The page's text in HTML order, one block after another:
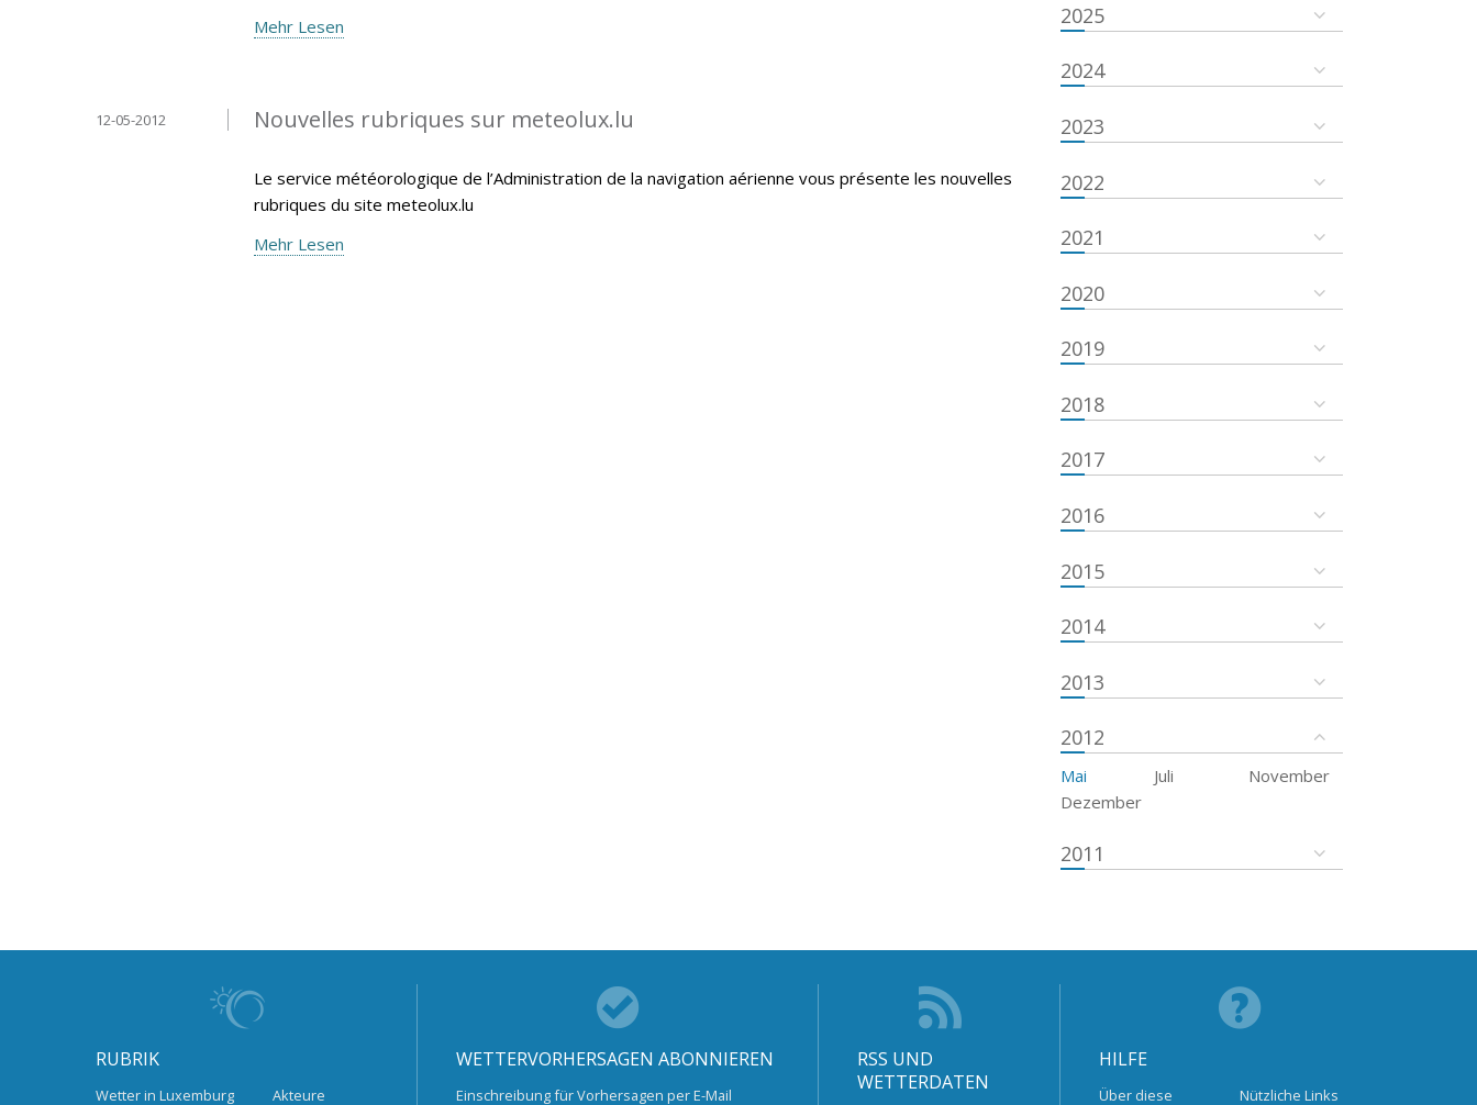
Mehr Lesen
Nouvelles rubriques sur meteolux.lu
12-05-2012
Le service météorologique de l’Administration de la navigation aérienne vous présente les nouvelles
rubriques du site meteolux.lu
Mehr Lesen
2025
2024
2023
2022
2021
2020
2019
2018
2017
2016
2015
2014
2013
2012
Mai Juli
November
Dezember
2011
RUBRIK
Wetter in Luxemburg Akteure
WETTERVORHERSAGEN ABONNIEREN
Einschreibung für Vorhersagen per E-Mail
RSS UND
WETTERDATEN
HILFE
Über diese Nützliche Links